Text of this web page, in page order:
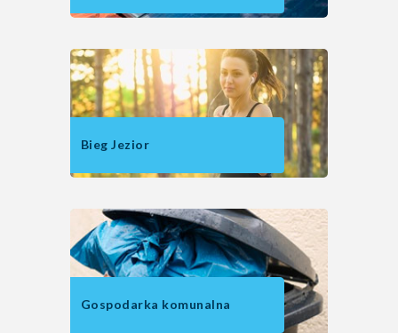
Bieg Jezior
Gospodarka komunalna